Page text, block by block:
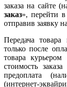
заказа на сайте
заказ», перейти
отправив заявку
Передача
только после
товара
стоимость
предоплата
(интернет-